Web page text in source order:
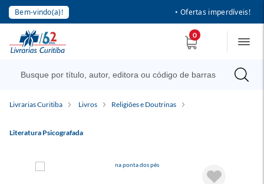
Bem-vindo(a)! • Ofertas imperdíveis!
0
Livrarias Curitiba Livros Religiões e Doutrinas
Literatura Psicografada